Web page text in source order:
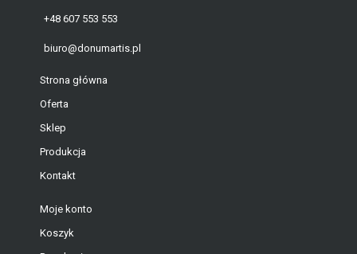
+48 607 553 553
biuro@donumartis.pl
Strona główna
Oferta
Sklep
Produkcja
Kontakt
Moje konto
Koszyk